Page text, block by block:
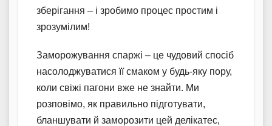
зберігання – і зробимо процес простим і
зрозумілим!
Заморожування спаржі – це чудовий спосіб
насолоджуватися її смаком у будь-яку пору,
коли свіжі пагони вже не знайти. Ми
розповімо, як правильно підготувати,
бланшувати й заморозити цей делікатес,